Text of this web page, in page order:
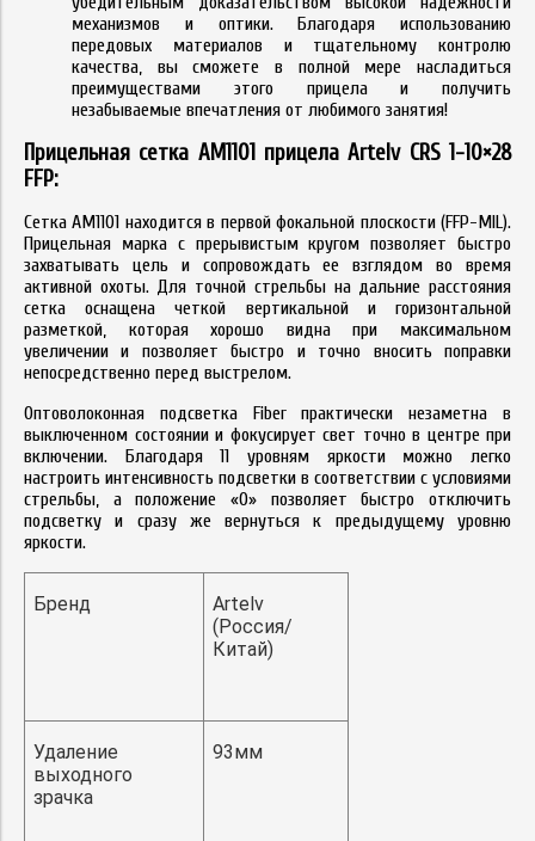
механизмов и оптики. Благодаря использованию
передовых материалов и тщательному контролю
качества, вы сможете в полной мере насладиться
преимуществами этого прицела и получить
незабываемые впечатления от любимого занятия!
Прицельная сетка AM1101 прицела Artelv CRS 1-10×28
FFP:
Сетка AM1101 находится в первой фокальной плоскости (FFP-MIL).
Прицельная марка с прерывистым кругом позволяет быстро
захватывать цель и сопровождать ее взглядом во время
активной охоты. Для точной стрельбы на дальние расстояния
сетка оснащена четкой вертикальной и горизонтальной
разметкой, которая хорошо видна при максимальном
увеличении и позволяет быстро и точно вносить поправки
непосредственно перед выстрелом.
Оптоволоконная подсветка Fiber практически незаметна в
выключенном состоянии и фокусирует свет точно в центре при
включении. Благодаря 11 уровням яркости можно легко
настроить интенсивность подсветки в соответствии с условиями
стрельбы, а положение «0» позволяет быстро отключить
подсветку и сразу же вернуться к предыдущему уровню
яркости.
Бренд Artelv
(Россия/
Китай)
Удаление
выходного
зрачка
93мм